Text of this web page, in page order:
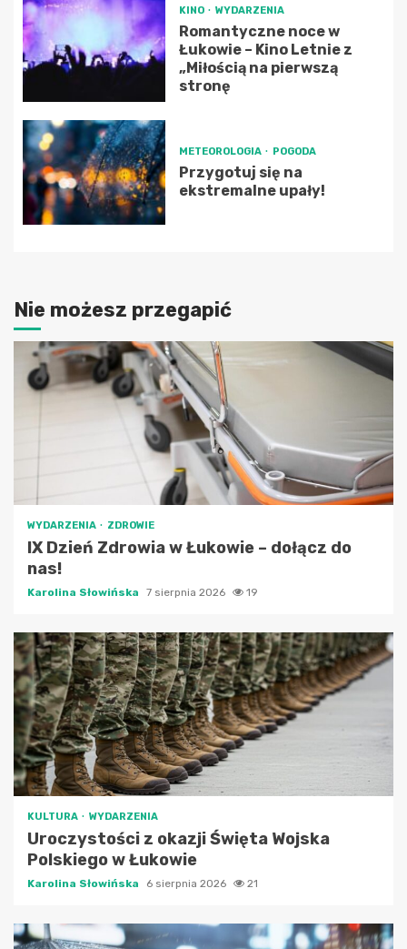
KINO WYDARZENIA
Romantyczne noce w
Łukowie – Kino Letnie z
„Miłością na pierwszą
stronę
METEOROLOGIA POGODA
Przygotuj się na
ekstremalne upały!
Nie możesz przegapić
WYDARZENIA ZDROWIE
IX Dzień Zdrowia w Łukowie – dołącz do
nas!
Karolina Słowińska 7 sierpnia 2026 19
KULTURA WYDARZENIA
Uroczystości z okazji Święta Wojska
Polskiego w Łukowie
Karolina Słowińska 6 sierpnia 2026 21